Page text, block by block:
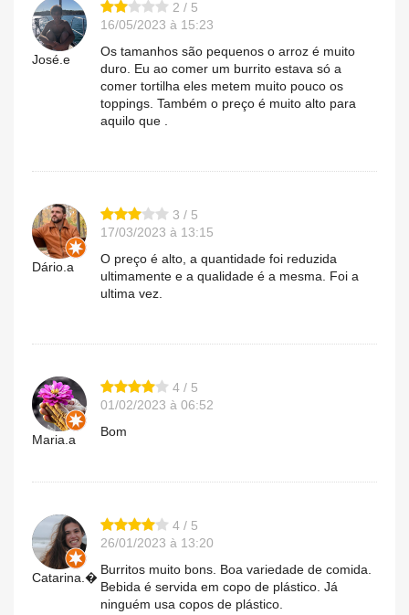
José.e
2 / 5
16/05/2023 à 15:23
Os tamanhos são pequenos o arroz é muito
duro. Eu ao comer um burrito estava só a
comer tortilha eles metem muito pouco os
toppings. Também o preço é muito alto para
aquilo que .
Dário.a
3 / 5
17/03/2023 à 13:15
O preço é alto, a quantidade foi reduzida
ultimamente e a qualidade é a mesma. Foi a
ultima vez.
Maria.a
4 / 5
01/02/2023 à 06:52
Bom
Catarina.�
4 / 5
26/01/2023 à 13:20
Burritos muito bons. Boa variedade de comida.
Bebida é servida em copo de plástico. Já
ninguém usa copos de plástico.